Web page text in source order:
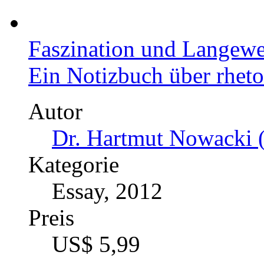
Faszination und
Ein Notizbuch über
Autor
Dr. Hartmut Nowacki
Kategorie
Essay, 2012
Preis
US$ 5,99